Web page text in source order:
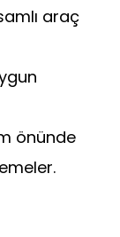
araç
önünde